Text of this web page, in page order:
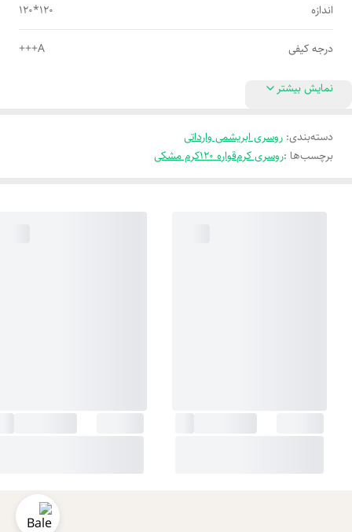
اندازه 120*120
درجه کیفی A+++
نمایش بیشتر
دسته‌بندی: روسری ابریشمی وارداتی
برچسب‌ها :روسری کرمقواره 120 کرم مشکی